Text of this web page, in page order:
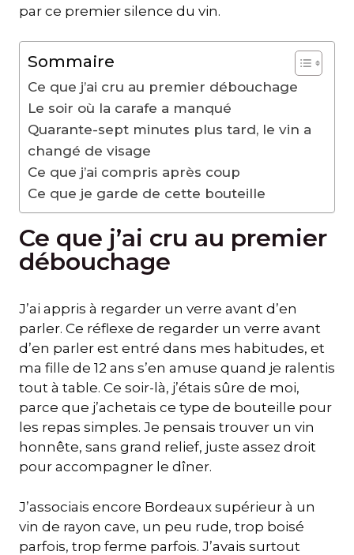
par ce premier silence du vin.
Sommaire
Ce que j’ai cru au premier débouchage
Le soir où la carafe a manqué
Quarante-sept minutes plus tard, le vin a
changé de visage
Ce que j’ai compris après coup
Ce que je garde de cette bouteille
Ce que j’ai cru au premier
débouchage
J’ai appris à regarder un verre avant d’en
parler. Ce réflexe de regarder un verre avant
d’en parler est entré dans mes habitudes, et
ma fille de 12 ans s’en amuse quand je ralentis
tout à table. Ce soir-là, j’étais sûre de moi,
parce que j’achetais ce type de bouteille pour
les repas simples. Je pensais trouver un vin
honnête, sans grand relief, juste assez droit
pour accompagner le dîner.
J’associais encore Bordeaux supérieur à un
vin de rayon cave, un peu rude, trop boisé
parfois, trop ferme parfois. J’avais surtout